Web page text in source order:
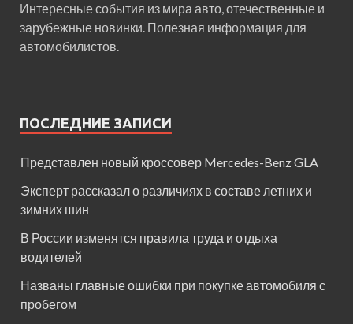
Интересные события из мира авто, отечественные и
зарубежные новинки. Полезная информация для
автомобилистов.
ПОСЛЕДНИЕ ЗАПИСИ
Представлен новый кроссовер Mercedes-Benz GLA
Эксперт рассказал о различиях в составе летних и
зимних шин
В России изменятся правила труда и отдыха
водителей
Названы главные ошибки при покупке автомобиля с
пробегом